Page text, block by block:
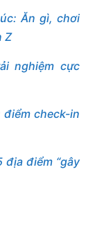
Ăn gì, chơi
Z
nghiệm cực
check-in
điểm “gây